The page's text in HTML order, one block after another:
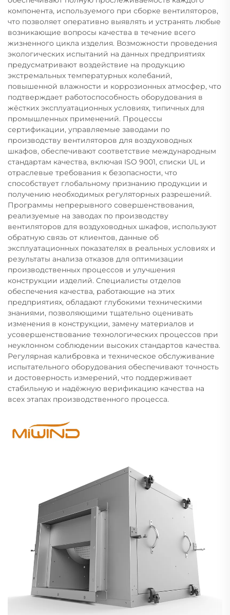
компонента, используемого при сборке вентиляторов,
что позволяет оперативно выявлять и устранять любые
возникающие вопросы качества в течение всего
жизненного цикла изделия. Возможности проведения
экологических испытаний на данных предприятиях
предусматривают воздействие на продукцию
экстремальных температурных колебаний,
повышенной влажности и коррозионных атмосфер, что
подтверждает работоспособность оборудования в
жёстких эксплуатационных условиях, типичных для
промышленных применений. Процессы
сертификации, управляемые заводами по
производству вентиляторов для воздуховодных
шкафов, обеспечивают соответствие международным
стандартам качества, включая ISO 9001, списки UL и
отраслевые требования к безопасности, что
способствует глобальному признанию продукции и
получению необходимых регуляторных разрешений.
Программы непрерывного совершенствования,
реализуемые на заводах по производству
вентиляторов для воздуховодных шкафов, используют
обратную связь от клиентов, данные об
эксплуатационных показателях в реальных условиях и
результаты анализа отказов для оптимизации
производственных процессов и улучшения
конструкции изделий. Специалисты отделов
обеспечения качества, работающие на этих
предприятиях, обладают глубокими техническими
знаниями, позволяющими тщательно оценивать
изменения в конструкции, замену материалов и
усовершенствование технологических процессов при
неуклонном соблюдении высоких стандартов качества.
Регулярная калибровка и техническое обслуживание
испытательного оборудования обеспечивают точность
и достоверность измерений, что поддерживает
стабильную и надёжную верификацию качества на
всех этапах производственного процесса.